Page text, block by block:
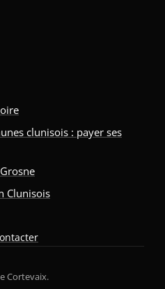
clunisois : payer ses
Clunisois
Cortevaix.